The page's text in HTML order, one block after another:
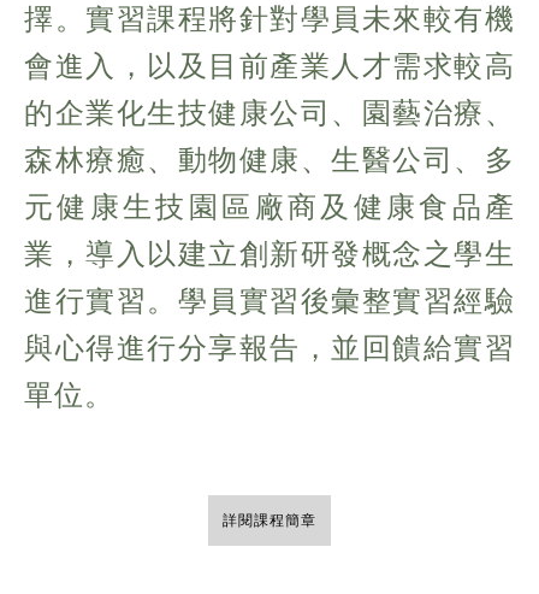
擇。實習課程將針對學員未來較有機
會進入，以及目前產業人才需求較高
的企業化生技健康公司、園藝治療、
森林療癒、動物健康、生醫公司、多
元健康生技園區廠商及健康食品產
業，導入以建立創新研發概念之學生
進行實習。學員實習後彙整實習經驗
與心得進行分享報告，並回饋給實習
單位。
詳閱課程簡章